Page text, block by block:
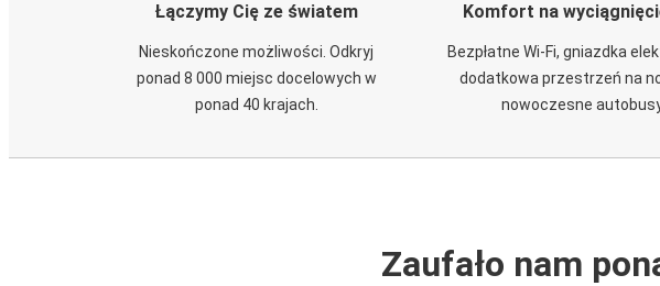
Łączymy Cię ze światem
Nieskończone możliwości. Odkryj
ponad 8 000 miejsc docelowych w
ponad 40 krajach.
Komfort na
Bezpłatne Wi-Fi, gniazdka
dodatkowa przestrzeń na
nowoczesne
Zaufało nam